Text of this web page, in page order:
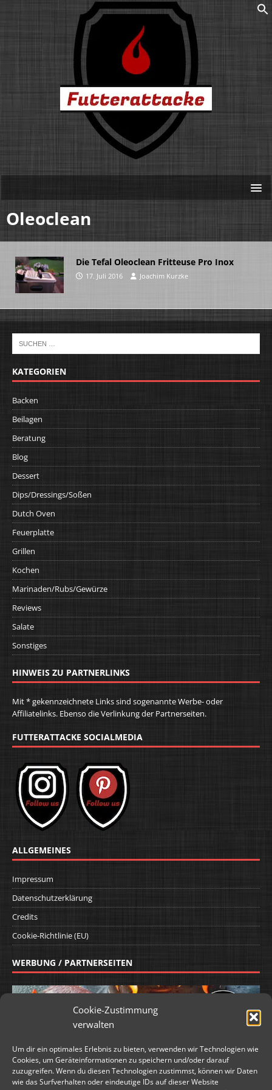
Cookie-Zustimmung
verwalten
Um dir ein optimales Erlebnis zu bieten, verwenden wir Technologien wie
Cookies, um Geräteinformationen zu speichern und/oder darauf
zuzugreifen. Wenn du diesen Technologien zustimmst, können wir Daten
wie das Surfverhalten oder eindeutige IDs auf dieser Website
Oleoclean
Die Tefal Oleoclean Fritteuse Pro Inox
17. Juli 2016 Joachim Kurzke
KATEGORIEN
Backen
Beilagen
Beratung
Blog
Dessert
Dips/Dressings/Soßen
Dutch Oven
Feuerplatte
Grillen
Kochen
Marinaden/Rubs/Gewürze
Reviews
Salate
Sonstiges
HINWEIS ZU PARTNERLINKS
Mit * gekennzeichnete Links sind sogenannte Werbe- oder
Affiliatelinks. Ebenso die Verlinkung der Partnerseiten.
FUTTERATTACKE SOCIALMEDIA
ALLGEMEINES
Impressum
Datenschutzerklärung
Credits
Cookie-Richtlinie (EU)
WERBUNG / PARTNERSEITEN